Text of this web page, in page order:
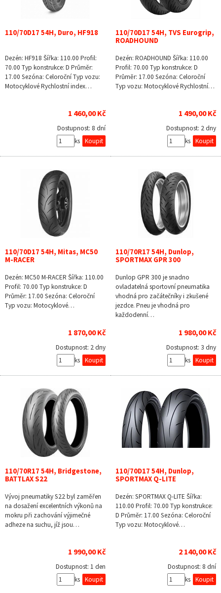
110/70D17 54H, Duro, HF918
Dezén: HF918 Šířka: 110.00 Profil:
70.00 Typ konstrukce: D Průměr:
17.00 Sezóna: Celoroční Typ vozu:
Motocyklové Rychlostní index…
1 460,00 Kč
Dostupnost: 8 dní
ks
110/70D17 54H, TVS Eurogrip,
ROADHOUND
Dezén: ROADHOUND Šířka: 110.00
Profil: 70.00 Typ konstrukce: D
Průměr: 17.00 Sezóna: Celoroční
Typ vozu: Motocyklové Rychlostní…
1 490,00 Kč
Dostupnost: 2 dny
ks
110/70D17 54H, Mitas, MC50
M-RACER
Dezén: MC50 M-RACER Šířka: 110.00
Profil: 70.00 Typ konstrukce: D
Průměr: 17.00 Sezóna: Celoroční
Typ vozu: Motocyklové…
1 870,00 Kč
Dostupnost: 2 dny
ks
110/70R17 54H, Dunlop,
SPORTMAX GPR 300
Dunlop GPR 300 je snadno
ovladatelná sportovní pneumatika
vhodná pro začátečníky i zkušené
jezdce. Pneu je vhodná pro
každodenní…
1 980,00 Kč
Dostupnost: 3 dny
ks
110/70R17 54H, Bridgestone,
BATTLAX S22
Vývoj pneumatiky S22 byl zaměřen
na dosažení excelentních výkonů na
mokru při zachování výjimečné
adheze na suchu, jíž jsou…
1 990,00 Kč
Dostupnost: 1 den
ks
110/70D17 54H, Dunlop,
SPORTMAX Q-LITE
Dezén: SPORTMAX Q-LITE Šířka:
110.00 Profil: 70.00 Typ konstrukce:
D Průměr: 17.00 Sezóna: Celoroční
Typ vozu: Motocyklové…
2 140,00 Kč
Dostupnost: 8 dní
ks